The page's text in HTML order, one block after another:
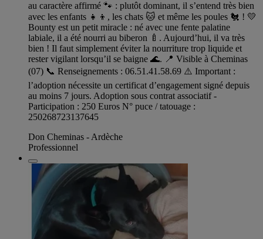
au caractère affirmé 🐾 : plutôt dominant, il s’entend très bien
avec les enfants 👧👦, les chats 🐱 et même les poules 🐔 ! 💛
Bounty est un petit miracle : né avec une fente palatine
labiale, il a été nourri au biberon 🍼. Aujourd’hui, il va très
bien ! Il faut simplement éviter la nourriture trop liquide et
rester vigilant lorsqu’il se baigne 🌊. 📍 Visible à Cheminas
(07) 📞 Renseignements : 06.51.41.58.69 ⚠️ Important :
l’adoption nécessite un certificat d’engagement signé depuis
au moins 7 jours. Adoption sous contrat associatif -
Participation : 250 Euros N° puce / tatouage :
250268723137645
Don Cheminas - Ardèche
Professionnel